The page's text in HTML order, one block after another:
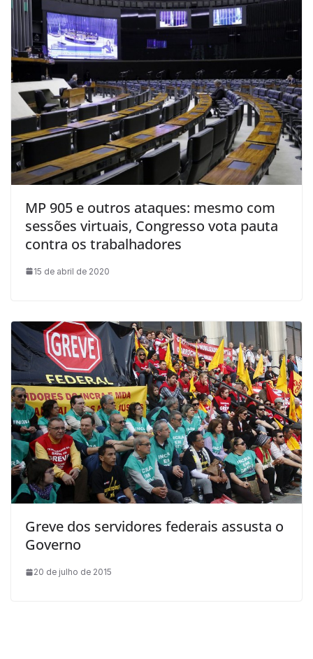
MP 905 e outros ataques: mesmo com
sessões virtuais, Congresso vota pauta
contra os trabalhadores
15 de abril de 2020
Greve dos servidores federais assusta o
Governo
20 de julho de 2015